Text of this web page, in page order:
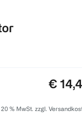
Preis:
€
% MwSt. zzgl.